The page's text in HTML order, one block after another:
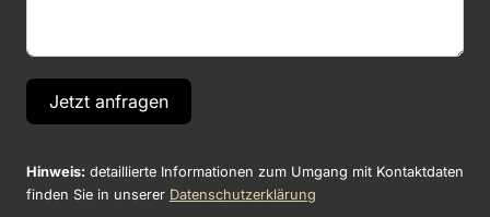
Jetzt anfragen
Hinweis: detaillierte Informationen zum Umgang mit Kontaktdaten
finden Sie in unserer Datenschutzerklärung